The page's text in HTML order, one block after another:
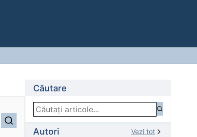
Căutare
Autori Vezi tot